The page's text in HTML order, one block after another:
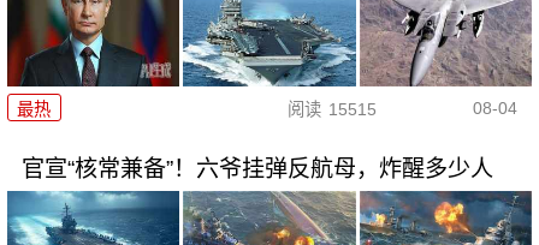
最热 阅读 15515 08-04
官宣“核常兼备”！六爷挂弹反航母，炸醒多少人